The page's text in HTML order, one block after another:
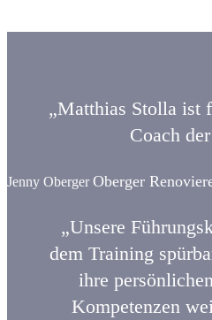
„Matthias Stolla ist
Coach
Jenny Oberger Oberger
„Unsere
dem Training
ihre
Kompetenzen